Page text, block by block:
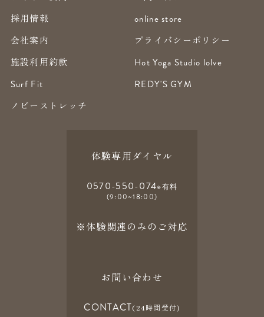
採用情報
online store
会社案内
プライバシーポリシー
施設利用約款
Hot Yoga Studio lolve
Surf Fit
REDY'S GYM
ノビーストレッチ
体験専用ダイヤル
0570-550-074※有料
(9:00~18:00)
※体験関連のみのご対応
お問い合わせ
CONTACT(24時間受付)